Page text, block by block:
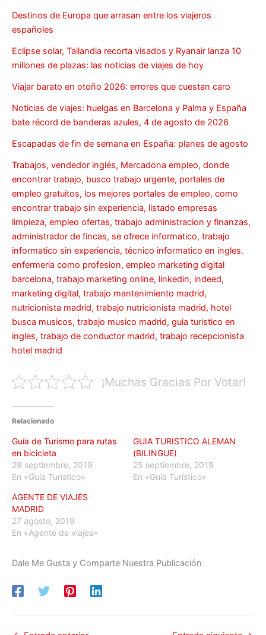
Destinos de Europa que arrasan entre los viajeros
españoles
Eclipse solar, Tailandia recorta visados y Ryanair lanza 10
millones de plazas: las noticias de viajes de hoy
Viajar barato en otoño 2026: errores que cuestan caro
Noticias de viajes: huelgas en Barcelona y Palma y España
bate récord de banderas azules, 4 de agosto de 2026
Escapadas de fin de semana en España: planes de agosto
Trabajos, vendedor inglés, Mercadona empleo, donde
encontrar trabajo, busco trabajo urgente, portales de
empleo gratuitos, los mejores portales de empleo, como
encontrar trabajo sin experiencia, listado empresas
limpieza, empleo ofertas, trabajo administracion y finanzas,
administrador de fincas, se ofrece informatico, trabajo
informatico sin experiencia, técnico informatico en ingles.
enfermeria como profesion, empleo marketing digital
barcelona, trabajo marketing online, linkedin, indeed,
marketing digital, trabajo mantenimiento madrid,
nutricionista madrid, trabajo nutricionista madrid, hotel
busca musicos, trabajo musico madrid, guia turistico en
ingles, trabajo de conductor madrid, trabajo recepcionista
hotel madrid
¡Muchas Gracias Por Votar!
Relacionado
Guía de Turismo para rutas
en bicicleta
29 septiembre, 2019
En «Guía Turístico»
GUIA TURISTICO ALEMAN
(BILINGUE)
25 septiembre, 2019
En «Guía Turístico»
AGENTE DE VIAJES
MADRID
27 agosto, 2019
En «Agente de viajes»
Dale Me Gusta y Comparte Nuestra Publicación